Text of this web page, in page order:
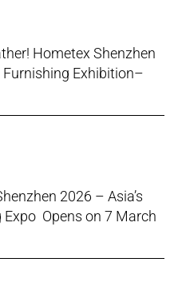
Hometex Shenzhen
Furnishing Exhibition–
2026 – Asia’s
Opens on 7 March